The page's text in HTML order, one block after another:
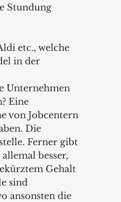
Stundung
etc., welche
in der
Unternehmen
Eine
von Jobcentern
Die
Ferner gibt
besser,
Gehalt
sind
ansonsten die